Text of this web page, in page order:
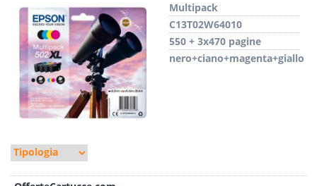
Multipack
C13T02W64010
550 + 3x470 pagine
nero+ciano+magenta+giallo